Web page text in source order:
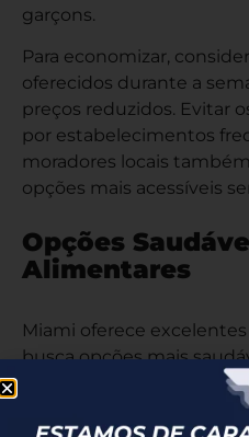
garçons.
Para economizar,
oferecidos durante a
preços reduzidos. Evitar
por estabelecimentos
moradores locais
opções mais acessíveis
Opções
Alimentares
Miami oferece
busca opções mais
Smoothie bowls,
frutas frescas, wraps